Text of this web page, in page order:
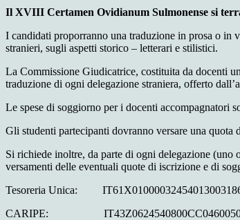
Il XVIII Certamen Ovidianum Sulmonense si
I candidati proporranno una traduzione in prosa o in
stranieri, sugli aspetti storico – letterari e stilistici.
La Commissione Giudicatrice, costituita da docenti
traduzione di ogni delegazione straniera, offerto
Le spese di soggiorno per i docenti accompagnatori
Gli studenti partecipanti dovranno versare una
Si richiede inoltre, da parte di ogni delegazione
versamenti delle eventuali quote di iscrizione e di
Tesoreria Unica:
CARIPE: